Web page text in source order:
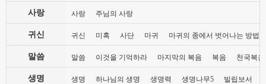
사랑 사랑 주님의 사랑
귀신 귀신 미혹 사단 마귀 마귀의 종에서 벗어나는 방법
말씀 말씀 이것을 기억하라 마지막의 복음 복음 천국복음
생명 생명 하나님의 생명 생명력 생명나무5 빌립보서